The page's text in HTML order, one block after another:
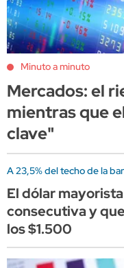
Minuto a minuto
Mercados: el
mientras que
clave"
A 23,5% del techo de la
El dólar
consecutiva y
los $1.500